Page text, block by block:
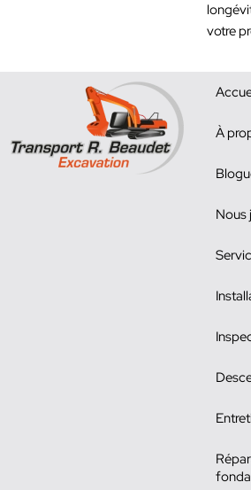
votre
À
Nous